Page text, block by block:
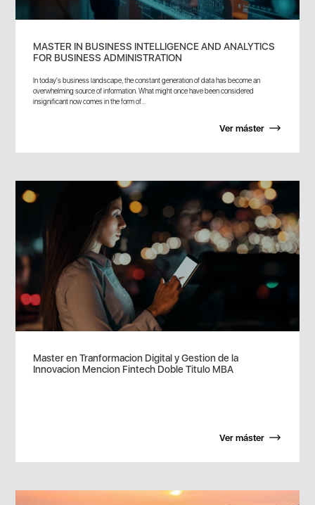
MASTER IN BUSINESS INTELLIGENCE AND ANALYTICS
FOR BUSINESS ADMINISTRATION
In today's business landscape, the constant generation of data has become an
overwhelming source of information. What might once have been considered
insignificant now comes in the form of...
Ver máster
Master en Tranformacion Digital y Gestion de la
Innovacion Mencion Fintech Doble Titulo MBA
Ver máster